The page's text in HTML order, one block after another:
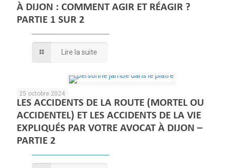
À DIJON : COMMENT AGIR ET RÉAGIR ?
PARTIE 1 SUR 2
Lire la suite
25 octobre 2024
LES ACCIDENTS DE LA ROUTE (MORTEL OU
ACCIDENTEL) ET LES ACCIDENTS DE LA VIE
EXPLIQUÉS PAR VOTRE AVOCAT À DIJON –
PARTIE 2